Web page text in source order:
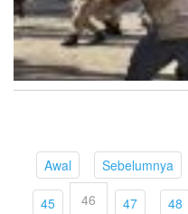
Awal(current)Sebelumnya
45(current)
46 47(current)
48